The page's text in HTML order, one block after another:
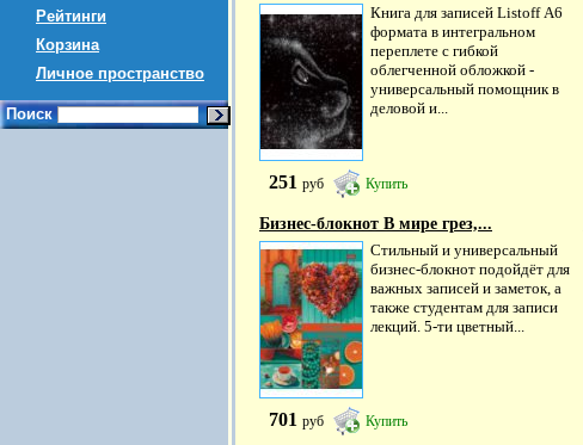
Рейтинги
Корзина
Личное пространство
Поиск
Книга для записей Listoff А6
формата в интегральном
переплете с гибкой
облегченной обложкой -
универсальный помощник в
деловой и...
251 руб Купить
Бизнес-блокнот В мире грез,...
Стильный и универсальный
бизнес-блокнот подойдёт для
важных записей и заметок, а
также студентам для записи
лекций. 5-ти цветный...
701 руб Купить